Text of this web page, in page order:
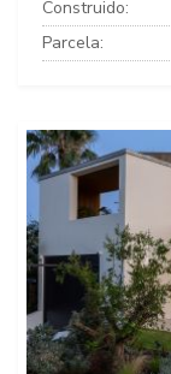
Construido:
Parcela: